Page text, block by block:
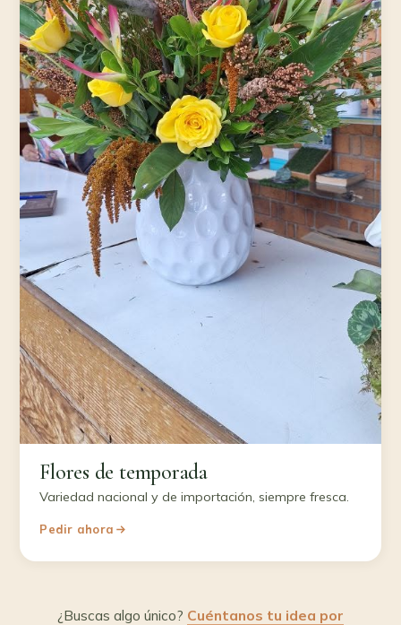
Flores de temporada
Variedad nacional y de importación, siempre fresca.
Pedir ahora
¿Buscas algo único? Cuéntanos tu idea por